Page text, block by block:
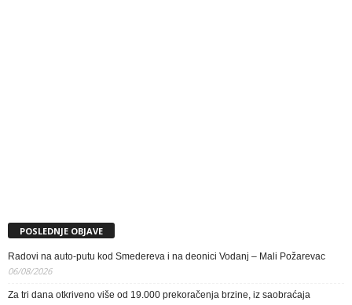
POSLEDNJE OBJAVE
Radovi na auto-putu kod Smedereva i na deonici Vodanj – Mali Požarevac
06/08/2026
Za tri dana otkriveno više od 19.000 prekoračenja brzine, iz saobraćaja